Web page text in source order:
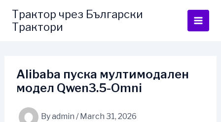
content
Трактор чрез Български
Трактори
Alibaba пуска мултимодален
модел Qwen3.5-Omni
Byadmin / March 31, 2026